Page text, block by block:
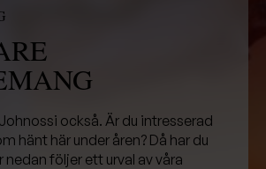
också. Är du intresserad
hänt här under åren? Då har du
följer ett urval av våra